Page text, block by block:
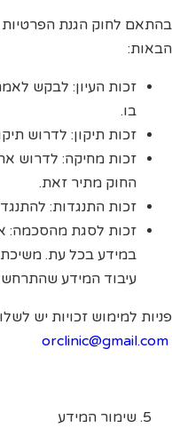
הבאות:
זכות העיון: לבקש
בו.
זכות תיקון: לדרוש
זכות מחיקה: לדרוש
החוק מתיר זאת.
זכות התנגדות:
זכות לסגת מהסכמה:
במידע בכל עת.
עיבוד המידע שהתרחש
פניות למימוש זכויות יש
orclinic@gmail.com
שימור המידע